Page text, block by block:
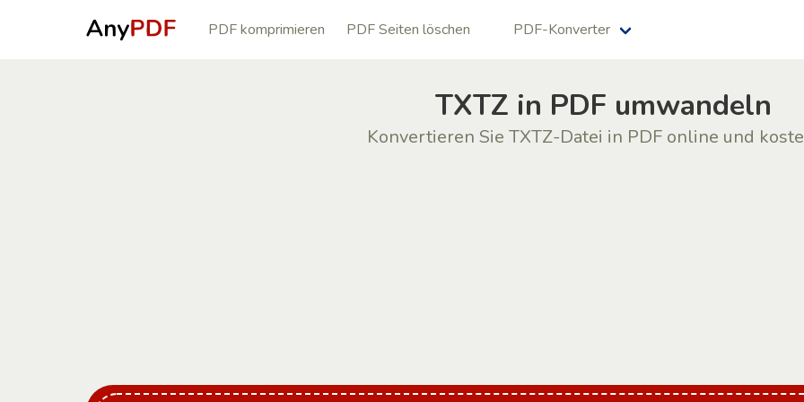
PDF komprimieren PDF Seiten löschen PDF-Konverter
TXTZ in PDF umwandeln
Konvertieren Sie TXTZ-Datei in PDF online und